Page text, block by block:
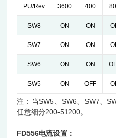
PU/Rev 3600 400
SW8 ON ON
SW7 ON ON
SW6 ON ON
SW5 ON OFF
注： 当SW5、SW6、SW7、
任意细分200-51200。
FD556电流设置：